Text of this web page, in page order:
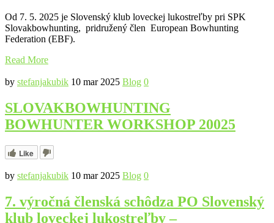
Od 7. 5. 2025 je Slovenský klub loveckej lukostreľby pri SPK
Slovakbowhunting, pridružený člen European Bowhunting
Federation (EBF).
Read More
by stefanjakubik 10 mar 2025 Blog 0
SLOVAKBOWHUNTING
BOWHUNTER WORKSHOP 20025
Like
by stefanjakubik 10 mar 2025 Blog 0
7. výročná členská schôdza PO Slovenský
klub loveckej lukostreľby –